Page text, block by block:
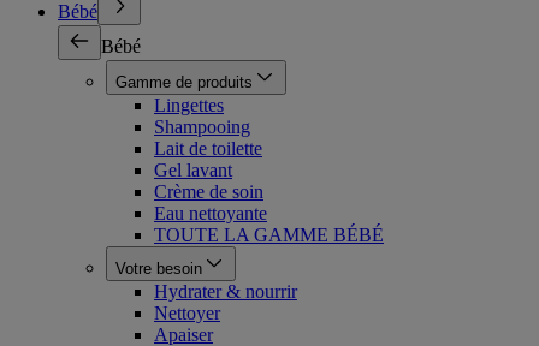
Bébé
Bébé
Gamme de produits
Lingettes
Shampooing
Lait de toilette
Gel lavant
Crème de soin
Eau nettoyante
TOUTE LA GAMME BÉBÉ
Votre besoin
Hydrater & nourrir
Nettoyer
Apaiser